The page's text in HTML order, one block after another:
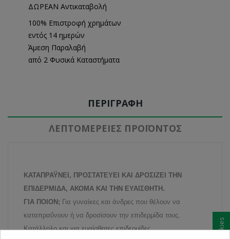
ΔΩΡΕΑΝ Αντικαταβολή
100% Επιστροφή χρημάτων
εντός 14 ημερών
Άμεση Παραλαβή
από 2 Φυσικά Καταστήματα
ΠΕΡΙΓΡΑΦΉ
ΛΕΠΤΟΜΈΡΕΙΕΣ ΠΡΟΪΌΝΤΟΣ
ΚΑΤΑΠΡΑΫΝΕΙ, ΠΡΟΣΤΑΤΕΥΕΙ ΚΑΙ ΔΡΟΣΙΖΕΙ ΤΗΝ
ΕΠΙΔΕΡΜΙΔΑ, ΑΚΟΜΑ ΚΑΙ ΤΗΝ ΕΥΑΙΣΘΗΤΗ.
ΓΙΑ ΠΟΙΟΝ; Για γυναίκες και άνδρες που θέλουν να
καταπραΰνουν ή να δροσίσουν την επιδερμίδα τους.
Κατάλληλο και για ευαίσθητες επιδερμίδες.